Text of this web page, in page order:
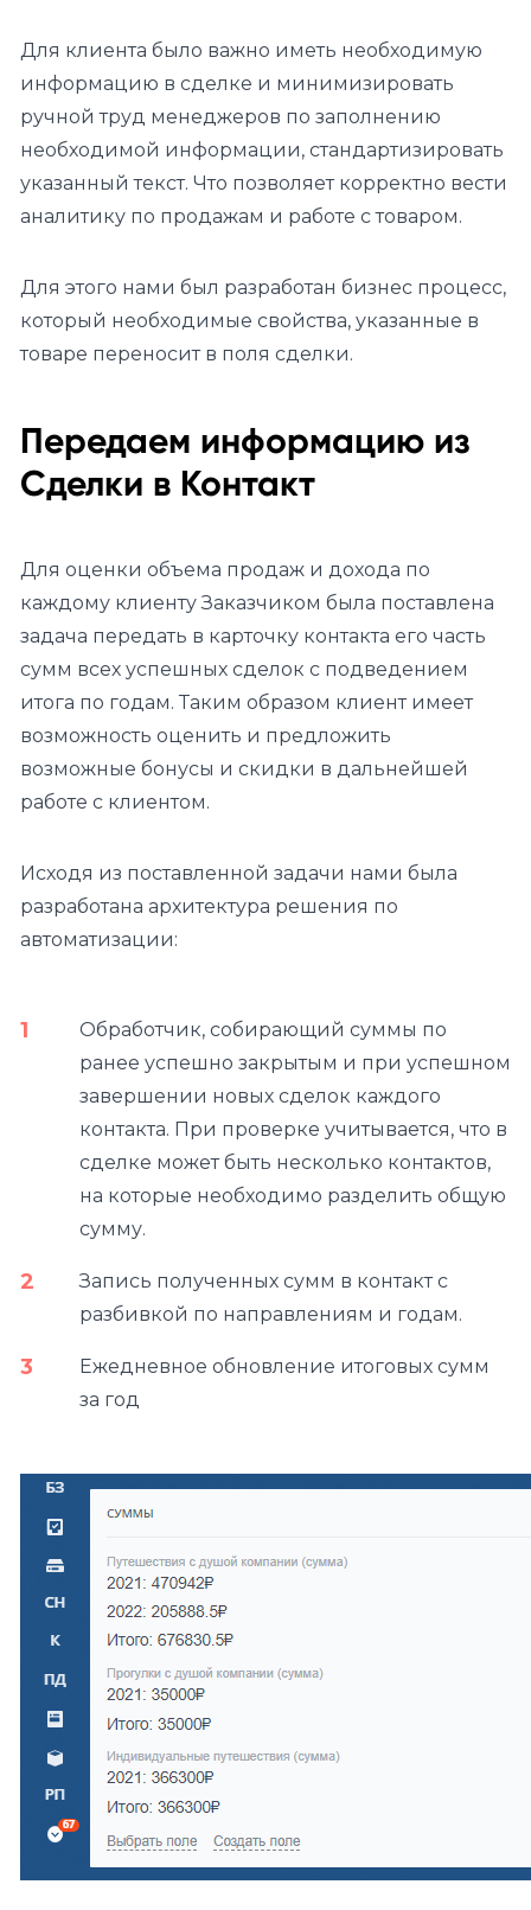
Для клиента было важно иметь необходимую
информацию в сделке и минимизировать
ручной труд менеджеров по заполнению
необходимой информации, стандартизировать
указанный текст. Что позволяет корректно вести
аналитику по продажам и работе с товаром.
Для этого нами был разработан бизнес процесс,
который необходимые свойства, указанные в
товаре переносит в поля сделки.
Передаем информацию из
Сделки в Контакт
Для оценки объема продаж и дохода по
каждому клиенту Заказчиком была поставлена
задача передать в карточку контакта его часть
сумм всех успешных сделок с подведением
итога по годам. Таким образом клиент имеет
возможность оценить и предложить
возможные бонусы и скидки в дальнейшей
работе с клиентом.
Исходя из поставленной задачи нами была
разработана архитектура решения по
автоматизации:
Обработчик, собирающий суммы по
ранее успешно закрытым и при успешном
завершении новых сделок каждого
контакта. При проверке учитывается, что в
сделке может быть несколько контактов,
на которые необходимо разделить общую
сумму.
Запись полученных сумм в контакт с
разбивкой по направлениям и годам.
Ежедневное обновление итоговых сумм
за год